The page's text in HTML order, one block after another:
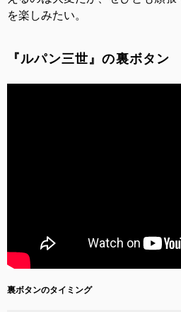
を楽しみたい。
『ルパン三世』の裏ボタン
裏ボタンのタイミング